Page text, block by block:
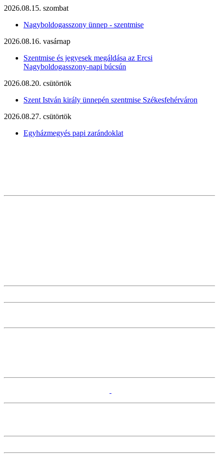
2026.08.15. szombat
Nagyboldogasszony ünnep - szentmise
2026.08.16. vasárnap
Szentmise és jegyesek megáldása az Ercsi
Nagyboldogasszony-napi búcsún
2026.08.20. csütörtök
Szent István király ünnepén szentmise Székesfehérváron
2026.08.27. csütörtök
Egyházmegyés papi zarándoklat